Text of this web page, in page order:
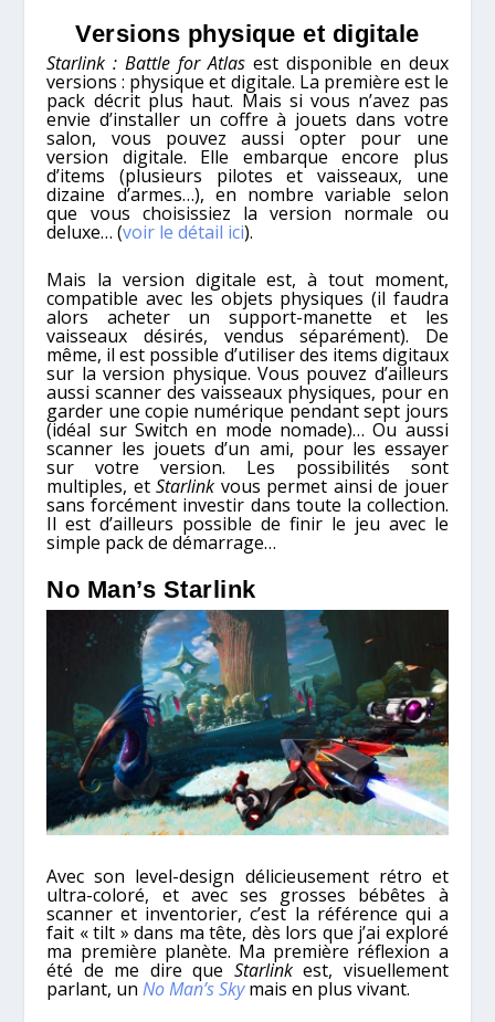
Versions physique et digitale
Starlink : Battle for Atlas est disponible en deux
versions : physique et digitale. La première est le
pack décrit plus haut. Mais si vous n’avez pas
envie d’installer un coffre à jouets dans votre
salon, vous pouvez aussi opter pour une
version digitale. Elle embarque encore plus
d’items (plusieurs pilotes et vaisseaux, une
dizaine d’armes…), en nombre variable selon
que vous choisissiez la version normale ou
deluxe… (voir le détail ici).
Mais la version digitale est, à tout moment,
compatible avec les objets physiques (il faudra
alors acheter un support-manette et les
vaisseaux désirés, vendus séparément). De
même, il est possible d’utiliser des items digitaux
sur la version physique. Vous pouvez d’ailleurs
aussi scanner des vaisseaux physiques, pour en
garder une copie numérique pendant sept jours
(idéal sur Switch en mode nomade)… Ou aussi
scanner les jouets d’un ami, pour les essayer
sur votre version. Les possibilités sont
multiples, etStarlink vous permet ainsi de jouer
sans forcément investir dans toute la collection.
Il est d’ailleurs possible de finir le jeu avec le
simple pack de démarrage…
No Man’s Starlink
Avec son level-design délicieusement rétro et
ultra-coloré, et avec ses grosses bébêtes à
scanner et inventorier, c’est la référence qui a
fait « tilt » dans ma tête, dès lors que j’ai exploré
ma première planète. Ma première réflexion a
été de me dire que Starlinkest, visuellement
parlant, unNo Man’s Skymais en plus vivant.